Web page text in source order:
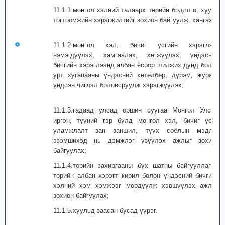
11.1.1.монгол хэлний талаарх төрийн бодлого, хууль
тогтоомжийн хэрэгжилтийг зохион байгуулж, хангах;
11.1.2.монгол хэл, бичиг үсгийн хэрэглээг
нэмэгдүүлэх, хамгаалах, хөгжүүлэх, үндэсний
бичгийн хэрэглээнд албан ёсоор шилжих дунд болон
урт хугацааны үндэсний хөтөлбөр, дүрэм, журам,
үндсэн чиглэл боловсруулж хэрэгжүүлэх;
11.1.3.гадаад улсад оршин суугаа Монгол Улсын
иргэн, түүний гэр бүлд монгол хэл, бичиг үсэг,
уламжлалт зан заншил, түүх соёлын мэдлэг
эзэмшихэд нь дэмжлэг үзүүлэх ажлыг зохион
байгуулах;
11.1.4.төрийн захиргааны бүх шатны байгууллагын
төрийн албан хэрэгт кирил болон үндэсний бичгийн
хэлний хэм хэмжээг мөрдүүлж хэвшүүлэх ажлыг
зохион байгуулах;
11.1.5.хуульд заасан бусад үүрэг.